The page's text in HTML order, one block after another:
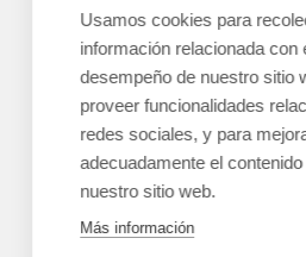
Desarrollo
Preparamos contigo tu
Reflexionamos juntos
el desarrollo de negocio
Recursos
Te ayudamos a diseñar
a detectar los recursos
una de ellas.
Usamos cookies para
información relacionada con
desempeño de nuestro sitio
proveer funcionalidades
redes sociales, y para
adecuadamente el
nuestro sitio web.
Más información